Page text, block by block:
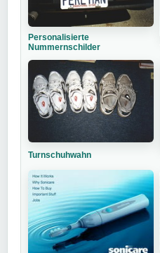
Personalisierte
Nummernschilder
Turnschuhwahn